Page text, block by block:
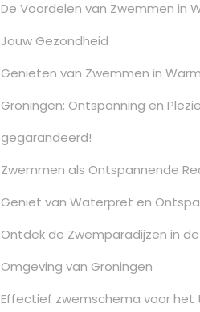
De Voordelen van Zwemmen in
Jouw Gezondheid
Genieten van Zwemmen in
Groningen: Ontspanning en
gegarandeerd!
Zwemmen als Ontspannende
Geniet van Waterpret en
Ontdek de Zwemparadijzen in de
Omgeving van Groningen
Effectief zwemschema voor het